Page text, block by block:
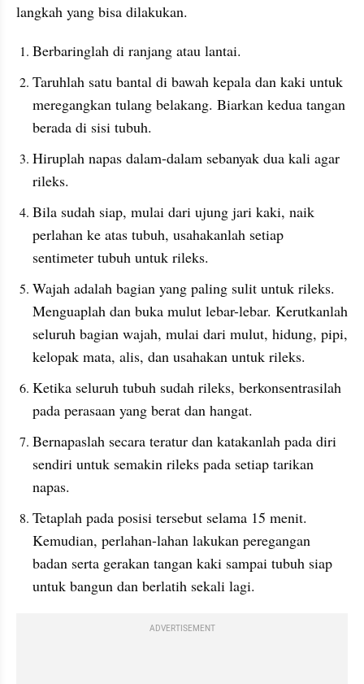
langkah yang bisa dilakukan.
Berbaringlah di ranjang atau lantai.
Taruhlah satu bantal di bawah kepala dan kaki untuk
meregangkan tulang belakang. Biarkan kedua tangan
berada di sisi tubuh.
Hiruplah napas dalam-dalam sebanyak dua kali agar
rileks.
Bila sudah siap, mulai dari ujung jari kaki, naik
perlahan ke atas tubuh, usahakanlah setiap
sentimeter tubuh untuk rileks.
Wajah adalah bagian yang paling sulit untuk rileks.
Menguaplah dan buka mulut lebar-lebar. Kerutkanlah
seluruh bagian wajah, mulai dari mulut, hidung, pipi,
kelopak mata, alis, dan usahakan untuk rileks.
Ketika seluruh tubuh sudah rileks, berkonsentrasilah
pada perasaan yang berat dan hangat.
Bernapaslah secara teratur dan katakanlah pada diri
sendiri untuk semakin rileks pada setiap tarikan
napas.
Tetaplah pada posisi tersebut selama 15 menit.
Kemudian, perlahan-lahan lakukan peregangan
badan serta gerakan tangan kaki sampai tubuh siap
untuk bangun dan berlatih sekali lagi.
ADVERTISEMENT